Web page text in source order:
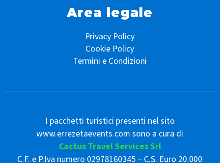
Area legale
Privacy Policy
Cookie Policy
Termini e Condizioni
I pacchetti turistici presenti nel sito
www.errezetaevents.com sono a cura di
Cactus Travel Services Srl
C.F. e P.Iva numero 02978160345 – C.S. Euro 20.000